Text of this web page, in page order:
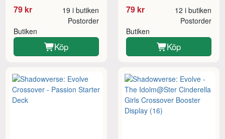
79 kr 19 i butiken
Butiken
Postorder
Köp
79 kr 12 i butiken
Butiken
Postorder
Köp